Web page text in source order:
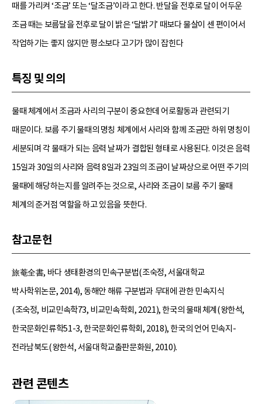
때를 가리켜 ‘조금’ 또는 ‘달조금’이라고 한다. 반달을 전후로 달이 어두운
조금 때는 보름달을 전후로 달이 밝은 ‘달밝기’ 때보다 물살이 센 편이어서
작업하기는 좋지 않지만 평소보다 고기가 많이 잡힌다
특징 및 의의
물때 체계에서 조금과 사리의 구분이 중요한데 어로활동과 관련되기
때문이다. 보름 주기 물때의 명칭 체계에서 사리와 함께 조금만 하위 명칭이
세분되며 각 물때가 되는 음력 날짜가 결합된 형태로 사용된다. 이것은 음력
15일과 30일의 사리와 음력 8일과 23일의 조금이 날짜상으로 어떤 주기의
물때에 해당하는지를 알려주는 것으로, 사리와 조금이 보름 주기 물때
체계의 준거점 역할을 하고 있음을 뜻한다.
참고문헌
旅菴全書, 바다 생태환경의 민속구분법(조숙정, 서울대학교
박사학위논문, 2014), 동해안 해류 구분법과 무대에 관한 민속지식
(조숙정, 비교민속학73, 비교민속학회, 2021), 한국의 물때 체계(왕한석,
한국문화인류학51-3, 한국문화인류학회, 2018), 한국의 언어 민속지-
전라남북도(왕한석, 서울대학교출판문화원, 2010).
관련 콘텐츠